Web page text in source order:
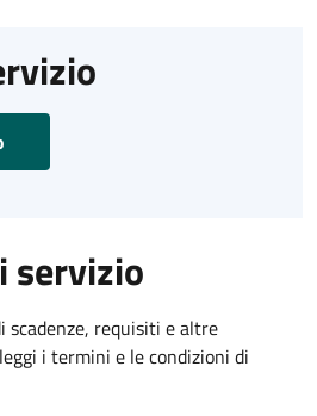
servizio
scadenze, requisiti e altre
i termini e le condizioni di